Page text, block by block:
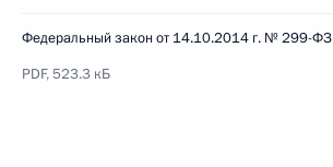
Федеральный закон от 14.10.2014 г. № 299-ФЗ
PDF, 523.3 кБ